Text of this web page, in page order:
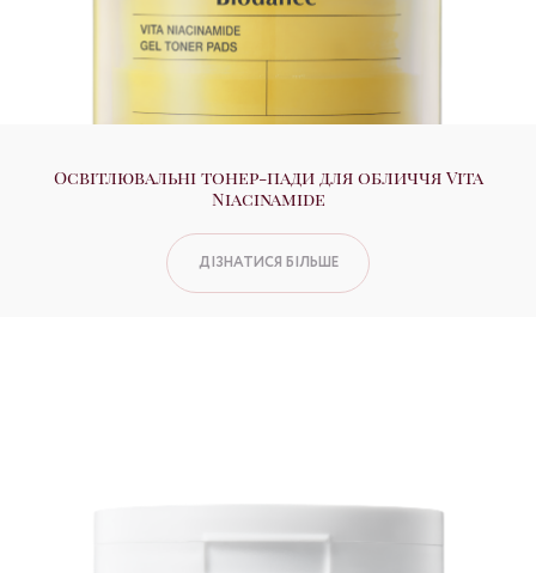
Освітлювальні тонер-пади для обличчя Vita
Niacinamide
ДІЗНАТИСЯ БІЛЬШЕ